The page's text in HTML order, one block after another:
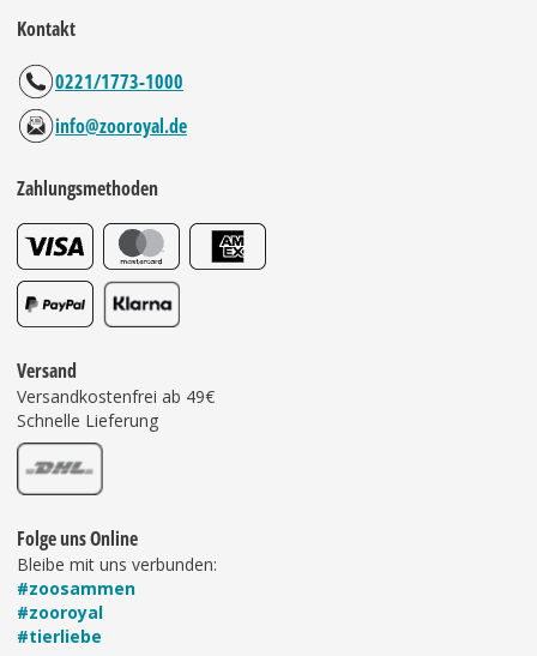
Kontakt
0221/1773-1000
info@zooroyal.de
Zahlungsmethoden
Versand
Versandkostenfrei ab 49€
Schnelle Lieferung
Folge uns Online
Bleibe mit uns verbunden:
#zoosammen
#zooroyal
#tierliebe